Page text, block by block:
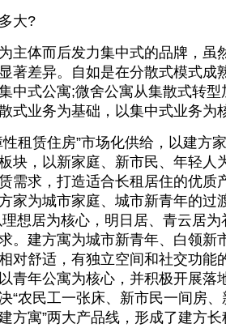
大?
主体而后发力集中式的品牌，虽
著差异。自如是在分散式模式成
中式公寓;微舍公寓从集散式转
式业务为基础，以集中式业务为
租赁住房”市场化供给，以建方
块，以新家庭、新市民、年轻人
需求，打造适合长租居住的优质
家为城市家庭、城市新青年的过
想居为核心，明日居、青云居
。建方寓为城市新青年、白领新
对舒适，有独立空间和社交功能
青年公寓为核心，并积极开展落
“农民工一张床、新市民一间房
方寓”两大产品线，形成了建方